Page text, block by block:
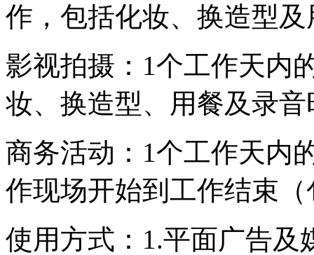
作，包括化妆、换造型
影视拍摄：1个工作天内
妆、换造型、用餐及录音
商务活动：1个工作天内
作现场开始到工作结束
使用方式：1.平面广告及